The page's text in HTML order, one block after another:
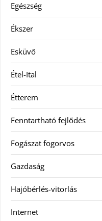
Egészség
Ékszer
Esküvő
Étel-Ital
Étterem
Fenntartható fejlődés
Fogászat fogorvos
Gazdaság
Hajóbérlés-vitorlás
Internet